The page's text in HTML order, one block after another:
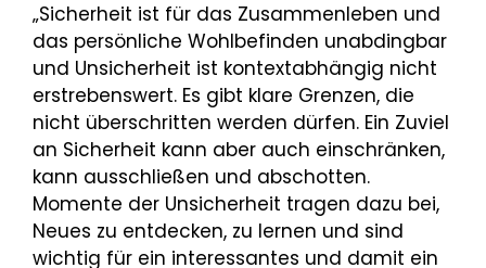
„Sicherheit ist für das Zusammenleben und
das persönliche Wohlbefinden unabdingbar
und Unsicherheit ist kontextabhängig nicht
erstrebenswert. Es gibt klare Grenzen, die
nicht überschritten werden dürfen. Ein Zuviel
an Sicherheit kann aber auch einschränken,
kann ausschließen und abschotten.
Momente der Unsicherheit tragen dazu bei,
Neues zu entdecken, zu lernen und sind
wichtig für ein interessantes und damit ein